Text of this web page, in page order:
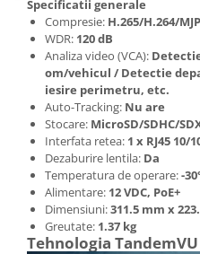
Specificatii generale
Compresie: H.265/H.264/
WDR: 120 dB
Analiza video (VCA):
om/vehicul / Detectie
iesire perimetru, etc.
Auto-Tracking: Nu are
Stocare: MicroSD/SDHC/
Interfata retea: 1 x RJ45 10/
Dezaburire lentila: Da
Temperatura de operare:-
Alimentare: 12 VDC, PoE+
Dimensiuni:311.5 mm x
Greutate: 1.37 kg
Tehnologia